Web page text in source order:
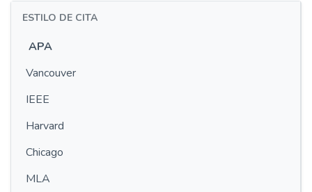
ESTILO DE CITA
APA
Vancouver
IEEE
Harvard
Chicago
MLA